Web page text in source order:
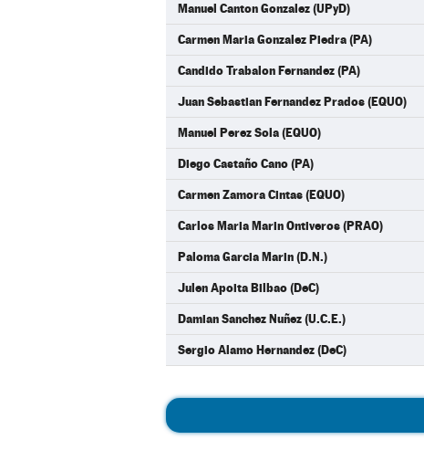
Manuel Canton Gonzalez (UPyD)
Carmen Maria Gonzalez Piedra (PA)
Candido Trabalon Fernandez (PA)
Juan Sebastian Fernandez Prados (EQUO)
Manuel Perez Sola (EQUO)
Diego Castaño Cano (PA)
Carmen Zamora Cintas (EQUO)
Carlos Maria Marin Ontiveros (PRAO)
Paloma Garcia Marin (D.N.)
Julen Apoita Bilbao (DeC)
Damian Sanchez Nuñez (U.C.E.)
Sergio Alamo Hernandez (DeC)